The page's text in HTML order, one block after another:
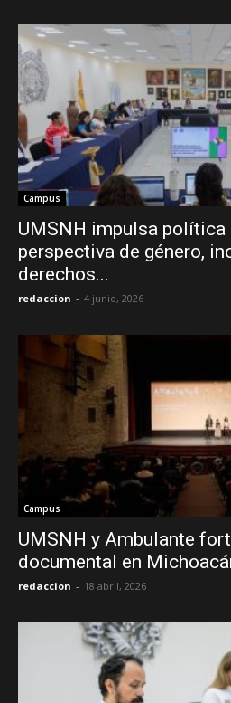
Campus
UMSNH impulsa
perspectiva de género,
derechos...
redaccion - 4 junio, 2026
Campus
UMSNH y Ambulante
documental en
redaccion - 18 abril, 2026